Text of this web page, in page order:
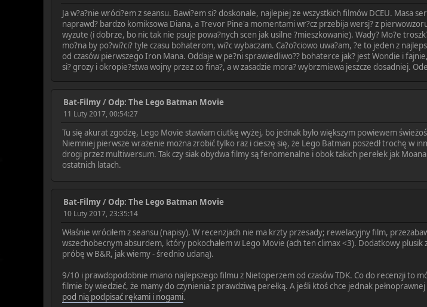
Ja w?a?nie wróci?em z seansu. Bawi?em si? doskonale, najlepiej ze wszystkich filmów DCEU.
naprawd? bardzo komiksowa Diana, a Trevor Pine'a momentami wr?cz przebija wersj? z
wyzute (i dobrze, bo nic tak nie psuje powa?nych scen jak usilne ?mieszkowanie). Wady? Mo?e
mo?na by po?wi?ci? tyle czasu bohaterom, wi?c wybaczam. Ca?o?ciowo uwa?am, ?e to jeden z
od czasów pierwszego Iron Mana. Oddaje w pe?ni sprawiedliwo?? bohaterce jak? jest Wondie i
si? grozy i okropie?stwa wojny przez co fina?, a w zasadzie mora? wybrzmiewa jeszcze dosadniej.
Bat-Filmy/Odp: The Lego Batman Movie
11 Luty 2017, 00:54:27
Tu się akurat zgodzę, Lego Movie stawiam ciutkę wyżej, bo jednak było większym powiewem
Niemniej pierwsze wrażenie można zrobić tylko raz i cieszę się, że Lego Batman poszedł trochę w
drogi przez multiwersum. Tak czy siak obydwa filmy są fenomenalne i obok takich perełek jak
ostatnich latach.
Bat-Filmy/Odp: The Lego Batman Movie
10 Luty 2017, 23:35:14
Właśnie wróciłem z seansu (napisy). W recenzjach nie ma krzty przesady; rewelacyjny film,
wszechobecnym absurdem, który pokochałem w Lego Movie (ach ten climax <3). Dodatkowy
próbę w B&R, jak wiemy - średnio udaną).
9/10 i prawdopodobnie miano najlepszego filmu z Nietoperzem od czasów TDK. Co do recenzji to
filmie by wiedzieć, że mamy do czynienia z prawdziwą perełką. A jeśli ktoś chce jednak
pod nią podpisać rękami i nogami.